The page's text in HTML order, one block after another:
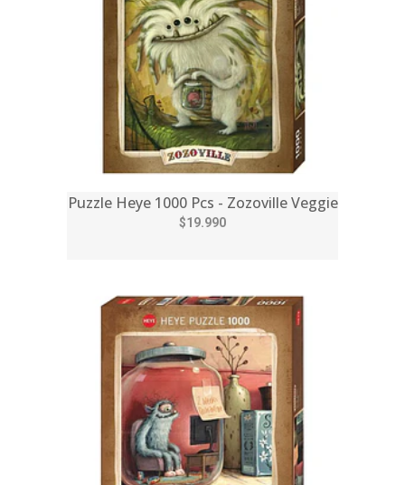
Puzzle Heye 1000 Pcs - Zozoville Veggie
$19.990